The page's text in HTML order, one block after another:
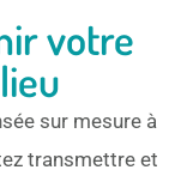
votre
sur mesure à
transmettre et